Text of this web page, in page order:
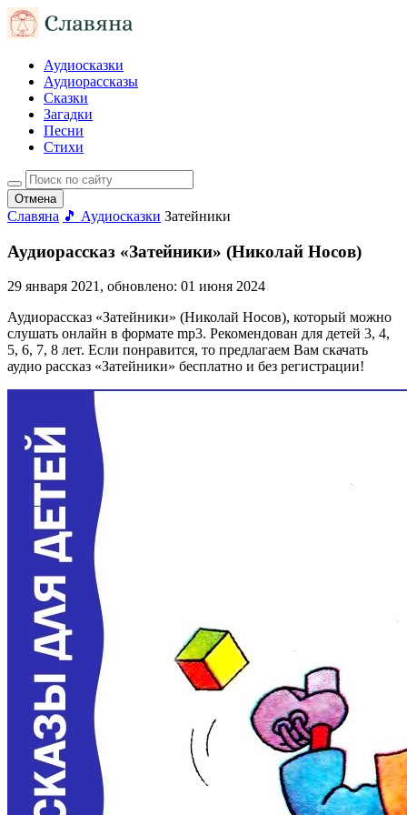
Аудиосказки
Аудиорассказы
Сказки
Загадки
Песни
Стихи
Отмена
Славяна 🎵 Аудиосказки Затейники
Аудиорассказ «Затейники» (Николай Носов)
29 января 2021, обновлено: 01 июня 2024
Аудиорассказ «Затейники» (Николай Носов), который можно
слушать онлайн в формате mp3. Рекомендован для детей 3, 4,
5, 6, 7, 8 лет. Если понравится, то предлагаем Вам скачать
аудио рассказ «Затейники» бесплатно и без регистрации!